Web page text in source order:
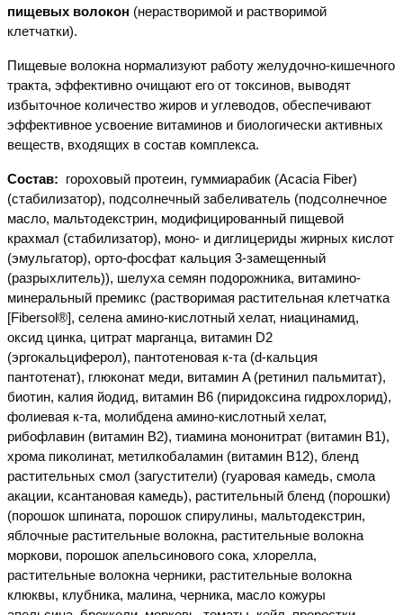
пищевых волокон (нерастворимой и растворимой
клетчатки).
Пищевые волокна нормализуют работу желудочно-кишечного
тракта, эффективно очищают его от токсинов, выводят
избыточное количество жиров и углеводов, обеспечивают
эффективное усвоение витаминов и биологически активных
веществ, входящих в состав комплекса.
Состав: гороховый протеин, гуммиарабик (Acacia Fiber)
(стабилизатор), подсолнечный забеливатель (подсолнечное
масло, мальтодекстрин, модифицированный пищевой
крахмал (стабилизатор), моно- и диглицериды жирных кислот
(эмульгатор), орто-фосфат кальция 3-замещенный
(разрыхлитель)), шелуха семян подорожника, витамино-
минеральный премикс (растворимая растительная клетчатка
[Fibersol®], селена амино-кислотный хелат, ниацинамид,
оксид цинка, цитрат марганца, витамин D2
(эргокальциферол), пантотеновая к-та (d-кальция
пантотенат), глюконат меди, витамин A (ретинил пальмитат),
биотин, калия йодид, витамин B6 (пиридоксина гидрохлорид),
фолиевая к-та, молибдена амино-кислотный хелат,
рибофлавин (витамин B2), тиамина мононитрат (витамин B1),
хрома пиколинат, метилкобаламин (витамин B12), бленд
растительных смол (загустители) (гуаровая камедь, смола
акации, ксантановая камедь), растительный бленд (порошки)
(порошок шпината, порошок спирулины, мальтодекстрин,
яблочные растительные волокна, растительные волокна
моркови, порошок апельсинового сока, хлорелла,
растительные волокна черники, растительные волокна
клюквы, клубника, малина, черника, масло кожуры